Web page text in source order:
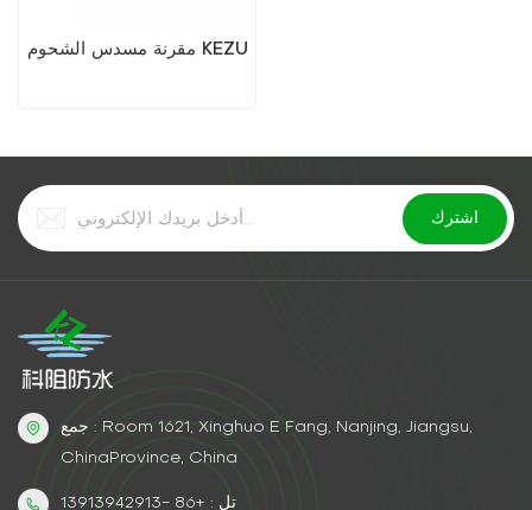
مقرنة مسدس الشحوم KEZU
جمع : Room 1621, Xinghuo E Fang, Nanjing, Jiangsu,
ChinaProvince, China
تل : +86 -13913942913